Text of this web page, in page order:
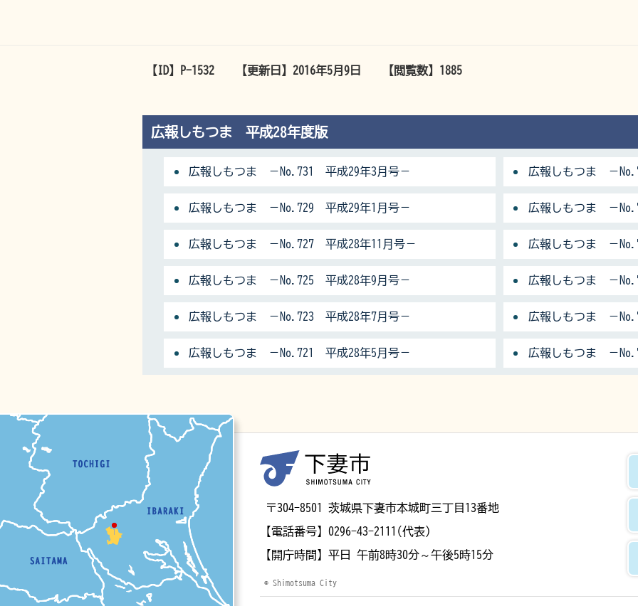
【ID】 P-1532 【更新日】 2016年5月9日 【閲覧数】 1885
広報しもつま 平成28年度版
広報しもつま －No.731 平成29年3月号－ 広報しもつま －
広報しもつま －No.729 平成29年1月号－ 広報しもつま －
広報しもつま －No.727 平成28年11月号－ 広報しもつま －
広報しもつま －No.725 平成28年9月号－ 広報しもつま －
広報しもつま －No.723 平成28年7月号－ 広報しもつま －
広報しもつま －No.721 平成28年5月号－ 広報しもつま －
〒304-8501 茨城県下妻市本城町三丁目13番地
【電話番号】 0296-43-2111(代表)
【開庁時間】 平日 午前8時30分～午後5時15分
© Shimotsuma City